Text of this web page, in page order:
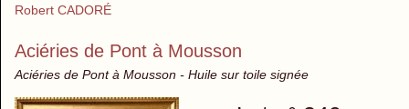
Robert CADORÉ
Aciéries de Pont à Mousson
Aciéries de Pont à Mousson - Huile sur toile signée